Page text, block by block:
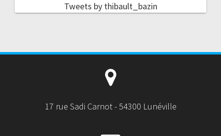
Tweets by thibault_bazin
17 rue Sadi Carnot - 54300 Lunéville